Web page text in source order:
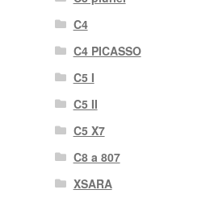
C4
C4 PICASSO
C5 I
C5 II
C5 X7
C8 a 807
XSARA